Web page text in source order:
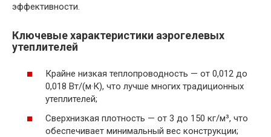
эффективности.
Ключевые характеристики аэрогелевых
утеплителей
Крайне низкая теплопроводность — от 0,012 до
0,018 Вт/(м·К), что лучше многих традиционных
утеплителей;
Сверхнизкая плотность — от 3 до 150 кг/м³, что
обеспечивает минимальный вес конструкции;